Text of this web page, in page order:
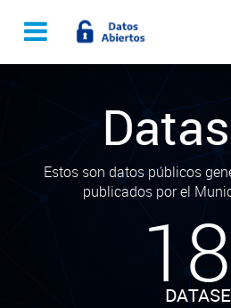
Estos son datos públicos
publicados por el